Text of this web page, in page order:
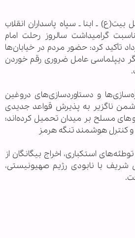
ـ ابنا ـ سپاه پاسداران انقلاب
گرامیداشت سالروز رحلت امام
(ره) و قیام ۱۵ خرداد تأکید کرد: حضور مردم در خیابان‌ها
دیپلماسی عامل ضروری رقم خوردن
و دستاوردسازی‌های دروغین
ناگزیر به پذیرش قواعد جدیدی
مسلح بر میدان تحمیل کرده‌اند؛
کنترل هوشمند تنگه هرمز
استکباری، اخراج بیگانگان از
با نابودی رژیم صهیونیستی،